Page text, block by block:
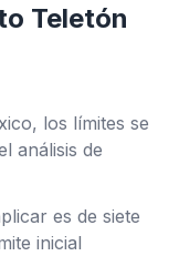
Teletón
los límites se
análisis de
es de siete
inicial